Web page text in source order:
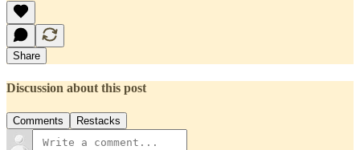
Share
Discussion about this post
Comments Restacks